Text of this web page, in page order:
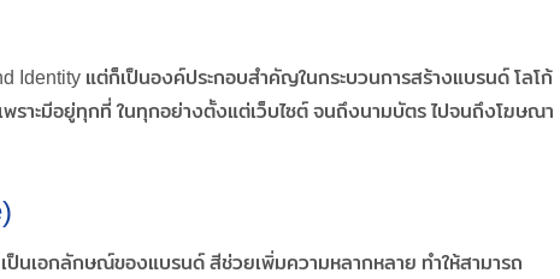
Identity แต่ก็เป็นองค์ประกอบสำคัญในกระบวนการสร้างแบรนด์ โลโก้
ราะมีอยู่ทุกที่ ในทุกอย่างตั้งแต่เว็บไซต์ จนถึงนามบัตร ไปจนถึงโฆษณา
นเอกลักษณ์ของแบรนด์ สีช่วยเพิ่มความหลากหลาย ทำให้สามารถ